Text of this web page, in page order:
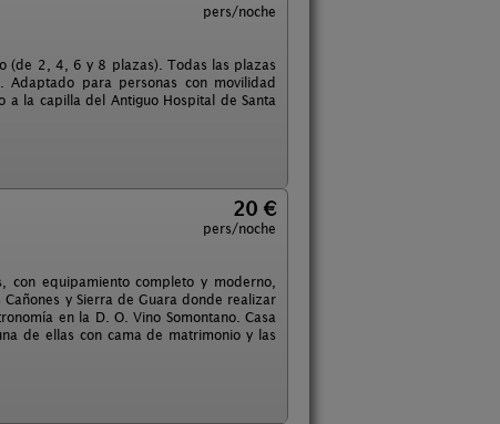
pers/noche
(de 2, 4, 6 y 8 plazas). Todas las plazas
para personas con movilidad
a la capilla del Antiguo Hospital de Santa
20 €
pers/noche
con equipamiento completo y moderno,
y Sierra de Guara donde realizar
en la D. O. Vino Somontano. Casa
de ellas con cama de matrimonio y las